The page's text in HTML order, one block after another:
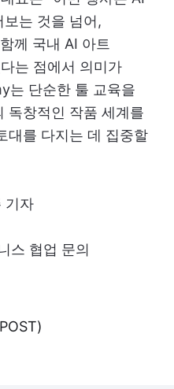
는 것을 넘어,
께 국내 AI 아트
는 점에서 의미가
는 단순한 툴 교육을
독창적인 작품 세계를
대를 다지는 데 집중할
기자
스 협업 문의